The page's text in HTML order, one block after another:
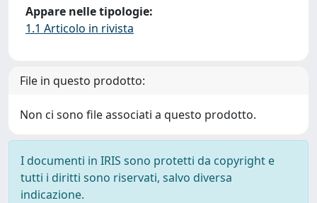
Appare nelle tipologie:
1.1 Articolo in rivista
File in questo prodotto:
Non ci sono file associati a questo prodotto.
I documenti in IRIS sono protetti da copyright e
tutti i diritti sono riservati, salvo diversa
indicazione.